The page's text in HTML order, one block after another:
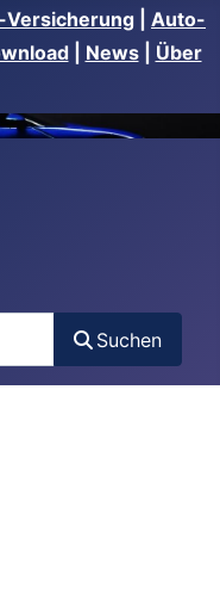
Versicherung
Auto-
| News| Über
Suchen